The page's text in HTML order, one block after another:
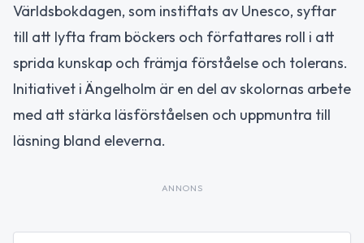
Världsbokdagen, som instiftats av Unesco, syftar
till att lyfta fram böckers och författares roll i att
sprida kunskap och främja förståelse och tolerans.
Initiativet i Ängelholm är en del av skolornas arbete
med att stärka läsförståelsen och uppmuntra till
läsning bland eleverna.
ANNONS